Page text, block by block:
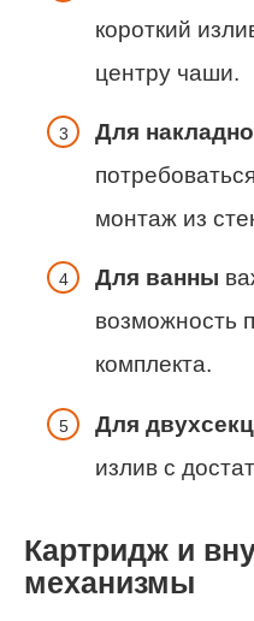
короткий
центру чаши.
Для
монтаж из
Для ванны
возможность
комплекта.
Для
излив с
Картридж и
механизмы